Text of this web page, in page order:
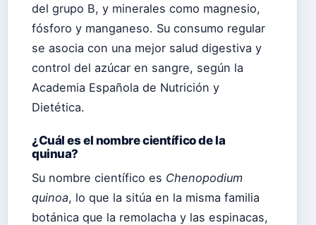
del grupo B, y minerales como magnesio,
fósforo y manganeso. Su consumo regular
se asocia con una mejor salud digestiva y
control del azúcar en sangre, según la
Academia Española de Nutrición y
Dietética.
¿Cuál es el nombre científico de la
quinua?
Su nombre científico es Chenopodium
quinoa, lo que la sitúa en la misma familia
botánica que la remolacha y las espinacas,